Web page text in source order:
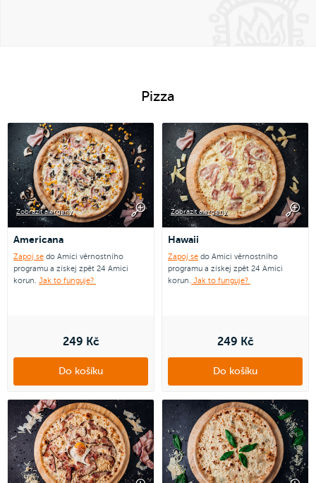
Pizza
Zobrazit alergeny
Americana
Zapoj se do Amici věrnostního
programu a získej zpět 24 Amici
korun. Jak to funguje?
249 Kč
Do košíku
Zobrazit alergeny
Hawaii
Zapoj se do Amici věrnostního
programu a získej zpět 24 Amici
korun. Jak to funguje?
249 Kč
Do košíku